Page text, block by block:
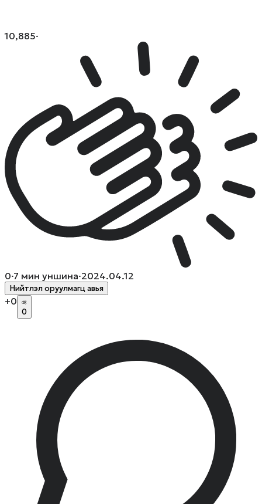
10,885·
0·7 мин уншина·2024.04.12
Нийтлэл оруулмагц авья
+0
0